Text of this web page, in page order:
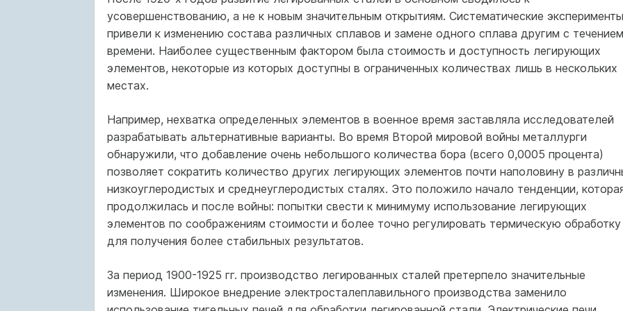
усовершенствованию, а не к новым значительным открытиям. Систематические эксперименты
привели к изменению состава различных сплавов и замене одного сплава другим с течением
времени. Наиболее существенным фактором была стоимость и доступность легирующих
элементов, некоторые из которых доступны в ограниченных количествах лишь в нескольких
местах.
Например, нехватка определенных элементов в военное время заставляла исследователей
разрабатывать альтернативные варианты. Во время Второй мировой войны металлурги
обнаружили, что добавление очень небольшого количества бора (всего 0,0005 процента)
позволяет сократить количество других легирующих элементов почти наполовину в
низкоуглеродистых и среднеуглеродистых сталях. Это положило начало тенденции,
продолжилась и после войны: попытки свести к минимуму использование легирующих
элементов по соображениям стоимости и более точно регулировать термическую обработку
для получения более стабильных результатов.
За период 1900-1925 гг. производство легированных сталей претерпело значительные
изменения. Широкое внедрение электросталеплавильного производства заменило